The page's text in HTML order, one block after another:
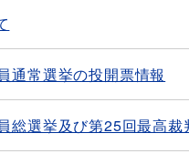
通常選挙の投開票情報
総選挙及び第25回最高